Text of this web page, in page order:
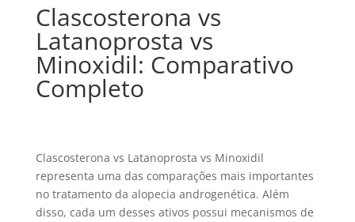
Clascosterona vs
Latanoprosta vs
Minoxidil: Comparativo
Completo
Clascosterona vs Latanoprosta vs Minoxidil
representa uma das comparações mais importantes
no tratamento da alopecia androgenética. Além
disso, cada um desses ativos possui mecanismos de